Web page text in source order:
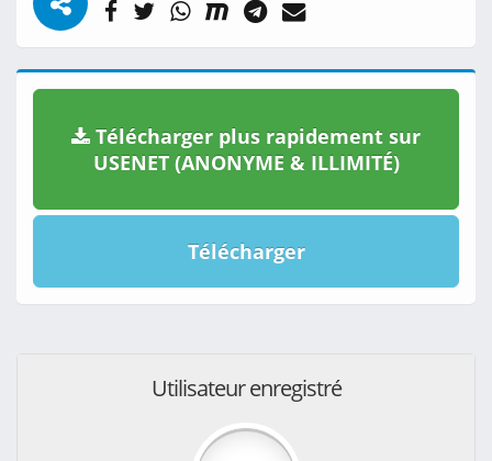
Télécharger plus rapidement sur
USENET (ANONYME & ILLIMITÉ)
Télécharger
Utilisateur enregistré